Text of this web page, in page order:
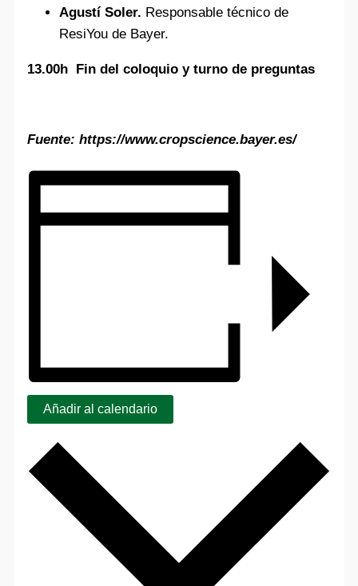
Agustí Soler. Responsable técnico de
ResiYou de Bayer.
13.00h Fin del coloquio y turno de preguntas
Fuente: https://www.cropscience.bayer.es/
Añadir al calendario